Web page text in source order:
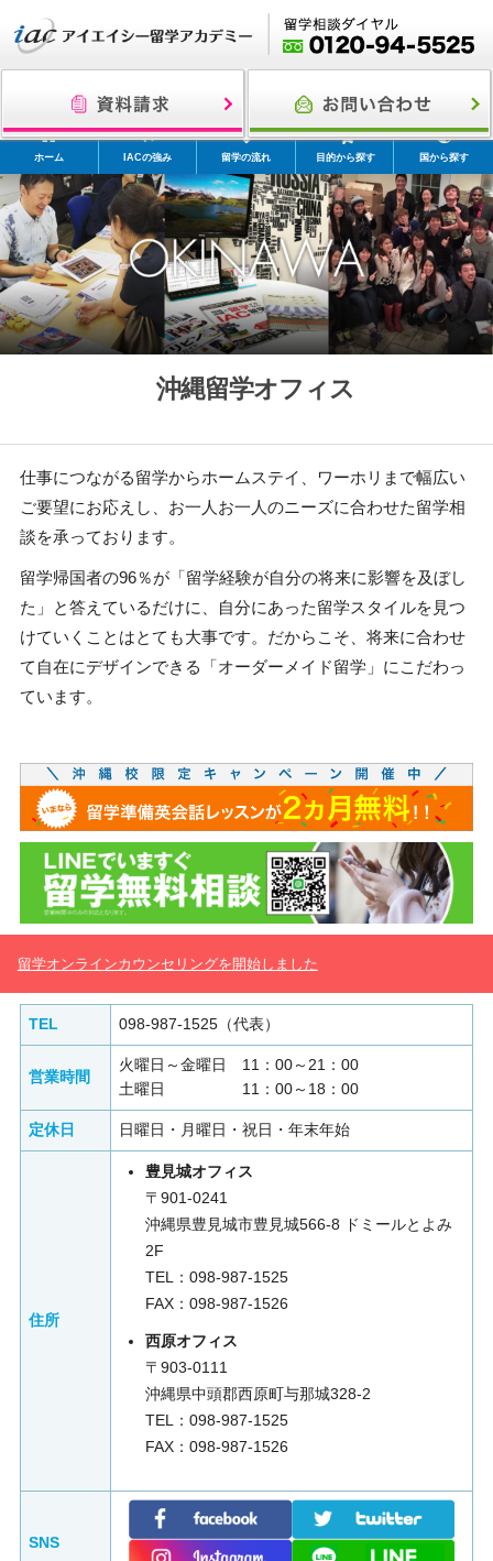
ホーム IACの強み 留学の流れ 目的から探す 国から探す
沖縄留学オフィス
仕事につながる留学からホームステイ、ワーホリまで幅広い
ご要望にお応えし、お一人お一人のニーズに合わせた留学相
談を承っております。
留学帰国者の96％が「留学経験が自分の将来に影響を及ぼし
た」と答えているだけに、自分にあった留学スタイルを見つ
けていくことはとても大事です。だからこそ、将来に合わせ
て自在にデザインできる「オーダーメイド留学」にこだわっ
ています。
留学オンラインカウンセリングを開始しました
TEL 098-987-1525（代表）
営業時間
火曜日～金曜日 11：00～21：00
土曜日 11：00～18：00
定休日 日曜日・月曜日・祝日・年末年始
住所
豊見城オフィス
〒901-0241
沖縄県豊見城市豊見城566-8 ドミールとよみ
2F
TEL：098-987-1525
FAX：098-987-1526
西原オフィス
〒903-0111
沖縄県中頭郡西原町与那城328-2
TEL：098-987-1525
FAX：098-987-1526
SNS